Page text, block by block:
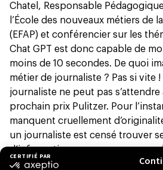
Chatel, Responsable
l’École des nouveaux métiers de
(EFAP) et conférencier sur les
Chat GPT est donc capable de
moins de 10 secondes. De quoi
métier de journaliste ? Pas si vite !
journaliste ne peut pas
prochain prix Pulitzer. Pour
manquent cruellement
un journaliste est censé trouver
d’informations, par essence non
Toutefois, dans le monde de